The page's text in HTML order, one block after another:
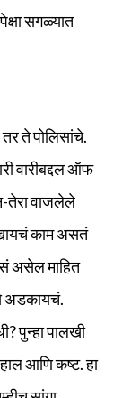
सगळ्यात
ते पोलिसांचे.
वारीबद्दल ऑफ
तेरा वाजलेले
काम असतं
असेल माहित
अडकायचं.
पुन्हा पालखी
आणि कष्ट. हा